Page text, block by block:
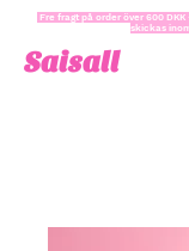
Saisall
Fre fragt på order över 600
skickas